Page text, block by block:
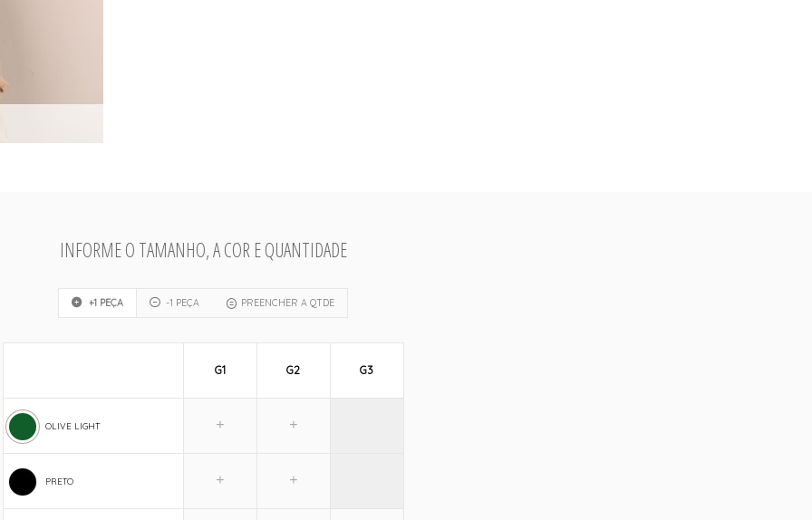
INFORME O TAMANHO, A COR E QUANTIDADE
+1 PEÇA -1 PEÇA PREENCHER A QTDE
OLIVE LIGHT
PRETO
G1 G2 G3